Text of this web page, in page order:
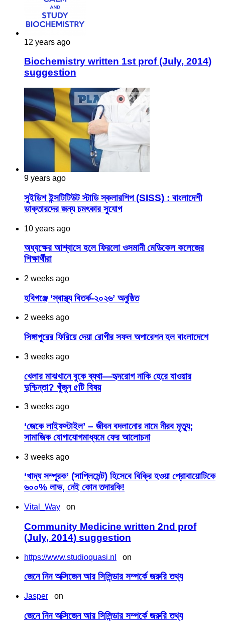
12 years ago
Biochemistry written 1st prof (July, 2014)
suggestion
9 years ago
সুইডিশ ইন্সটিটিউট স্টাডি স্কলারশিপ (SISS) : বাংলাদেশী
ডাক্তারদের জন্য চমৎকার সুযোগ
10 years ago
অধ্যক্ষের আশ্বাসে হলে ফিরলো ওসমানী মেডিকেল কলেজের
শিক্ষার্থীরা
2 weeks ago
হবিগঞ্জে ‘স্বাস্থ্য বিতর্ক-২০২৬’ অনুষ্ঠিত
2 weeks ago
সিঙ্গাপুরের ফিরিয়ে দেয়া রোগীর সফল অপারেশন হল বাংলাদেশে
3 weeks ago
খেলার মাঝখানে বুকে ব্যথা—হৃদরোগ নাকি হেরে যাওয়ার
দুশ্চিন্তা? খুঁজুন ৫টি বিষয়
3 weeks ago
‘জেকে লাইফস্টাইল’ – জীবন বদলানোর নামে নীরব মৃত্যু;
সামাজিক যোগাযোগমাধ্যমে ফের আলোচনা
3 weeks ago
‘খাদ্য সম্পূরক’ (সাপ্লিমেন্ট) হিসেবে বিক্রি হওয়া প্রোবায়োটিকে
৬০০% লাভ, নেই কোন তদারকি!
Vital_Way on
Community Medicine written 2nd prof
(July, 2014) suggestion
https://www.studioquasi.nl on
জেনে নিন অক্সিজেন আর সিলিন্ডার সম্পর্কে জরুরি তথ্য
Jasper on
জেনে নিন অক্সিজেন আর সিলিন্ডার সম্পর্কে জরুরি তথ্য